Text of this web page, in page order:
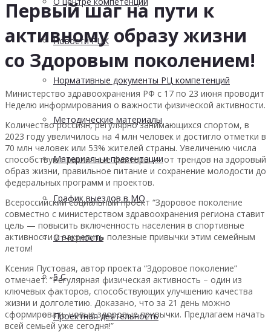
Новости РЦК
Нормативные документы РЦ компетенций
Методические материалы
Материалы и презентации
График выездов в МО
Отчетность
5 С
Проектная деятельность
Первый шаг на пути к
активному образу жизни
со Здоровым поколением!
Министерство здравоохранения РФ с 17 по 23 июня проводит
Неделю информирования о важности физической активности.
Количество россиян, регулярно занимающихся спортом, в
2023 году увеличилось на 4 млн человек и достигло отметки в
70 млн человек или 53% жителей страны. Увеличению числа
способствуют различные факторы — от трендов на здоровый
образ жизни, правильное питание и сохранение молодости до
федеральных программ и проектов.
Всероссийский социальный проект “Здоровое поколение
совместно с министерством здравоохранения региона ставит
цель — повысить включенность населения в спортивные
активности и закрепить полезные привычки этим семейным
летом!
Ксения Пустовая, автор проекта “Здоровое поколение”
отмечает: “Регулярная физическая активность – один из
ключевых факторов, способствующих улучшению качества
жизни и долголетию. Доказано, что за 21 день можно
сформировать новые здоровые привычки. Предлагаем начать
всей семьей уже сегодня!”